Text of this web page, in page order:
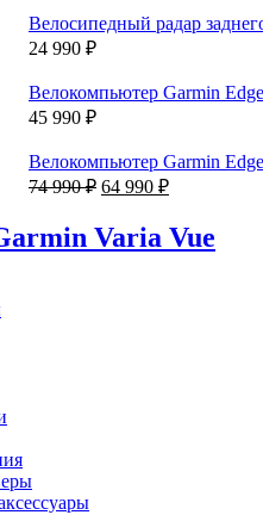
Велосипедный радар
24 990 ₽
Велокомпьютер Garmin
45 990 ₽
Велокомпьютер Garmin
74 990₽ Первоначальная
составляла
74
64 990 ₽Текущая
64
990 ₽.
Varia Vue